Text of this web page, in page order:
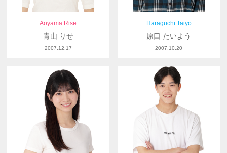
Aoyama Rise
青山 りせ
2007.12.17
Haraguchi Taiyo
原口 たいよう
2007.10.20